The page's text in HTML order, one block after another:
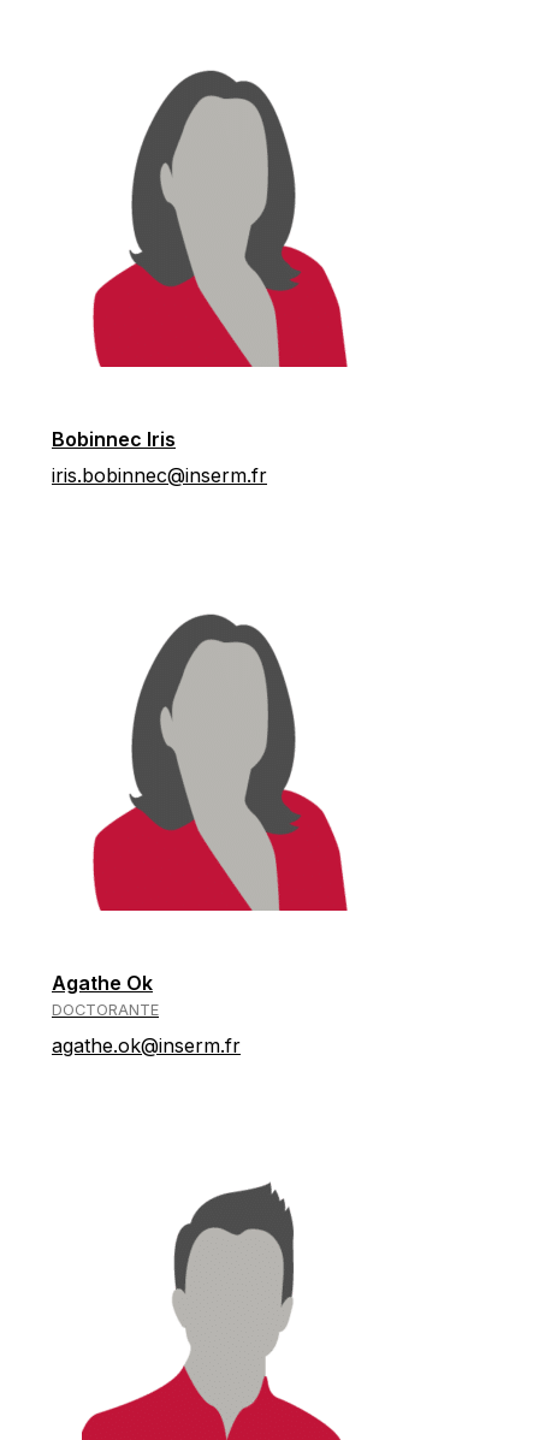
Bobinnec Iris
iris.bobinnec@inserm.fr
Agathe Ok
DOCTORANTE
agathe.ok@inserm.fr